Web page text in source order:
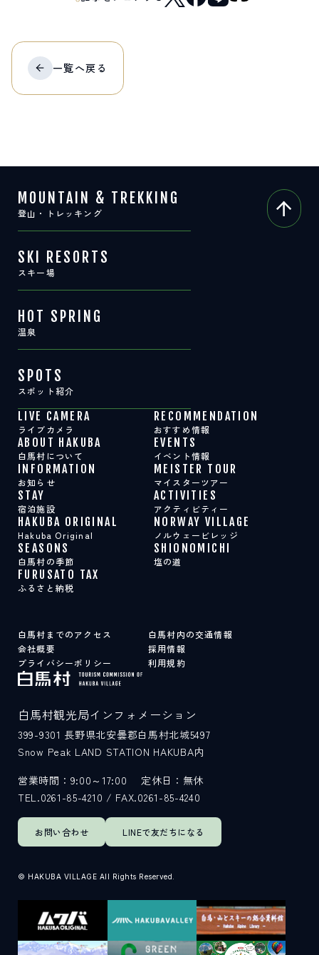
お問い合わせ LINEで友だちになる
TEL.0261-85-4210 / FAX.0261-85-4240
一覧へ戻る
MOUNTAIN & TREKKING
登山・トレッキング
SKI RESORTS
スキー場
HOT SPRING
温泉
SPOTS
スポット紹介
LIVE CAMERA
ライブカメラ
RECOMMENDATION
おすすめ情報
ABOUT HAKUBA
白馬村について
EVENTS
イベント情報
INFORMATION
お知らせ
MEISTER TOUR
マイスターツアー
STAY
宿泊施設
ACTIVITIES
アクティビティー
HAKUBA ORIGINAL
Hakuba Original
NORWAY VILLAGE
ノルウェービレッジ
SEASONS
白馬村の季節
SHIONOMICHI
塩の道
FURUSATO TAX
ふるさと納税
白馬村までのアクセス
白馬村内の交通情報
会社概要
採用情報
プライバシーポリシー
利用規約
お問い合わせ LINEで友だちになる
白馬村観光局インフォメーション
399-9301 長野県北安曇郡白馬村北城5497
Snow Peak LAND STATION HAKUBA内
営業時間：9:00～17:00
定休日：無休
TEL.0261-85-4210 / FAX.0261-85-4240
© HAKUBA VILLAGE All Rights Reserved.